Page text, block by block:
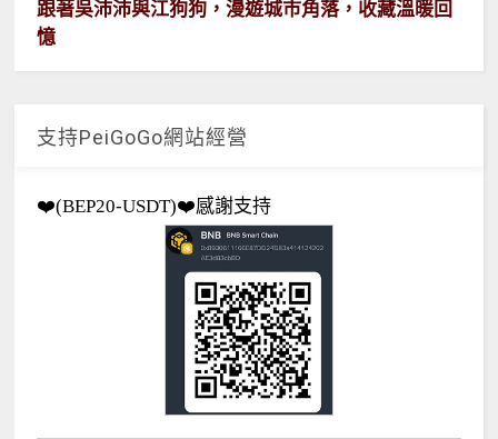
跟著吳沛沛與江狗狗，漫遊城市角落，收藏溫暖回
憶
支持PeiGoGo網站經營
❤️(BEP20-USDT)❤️感謝支持